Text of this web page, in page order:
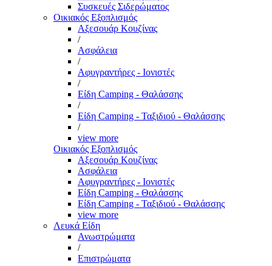
Συσκευές Σιδερώματος
Οικιακός Εξοπλισμός
Αξεσουάρ Κουζίνας
/
Ασφάλεια
/
Αφυγραντήρες - Ιονιστές
/
Είδη Camping - Θαλάσσης
/
Είδη Camping - Ταξιδιού - Θαλάσσης
/
view more
Οικιακός Εξοπλισμός
Αξεσουάρ Κουζίνας
Ασφάλεια
Αφυγραντήρες - Ιονιστές
Είδη Camping - Θαλάσσης
Είδη Camping - Ταξιδιού - Θαλάσσης
view more
Λευκά Είδη
Ανωστρώματα
/
Επιστρώματα